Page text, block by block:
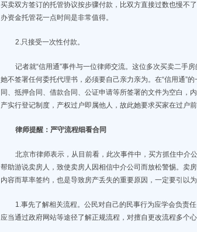
买卖双方签订的托管协议按步骤付款，比双方直接过数也慢不
办资金托管花一点时间是非常值得。
2.只接受一次性付款。
记者就“信用通”事件与一位律师交流。这位多次买卖二手
她不签署任何委托代理书，必须要自己亲力亲为。在“信用通”
同、抵押合同、借款合同、公证申请等所签署的文件为空白，
产实行登记制度，产权过户即属他人，故此她要求买家在过户前
律师提醒：严守流程细看合同
北京市律师表示，从目前看，此次事件中，买方抓住中介
帮助游说卖房人，致使卖房人因相信中介公司而放松警惕。卖
内容而草率签约，也是导致房产丢失的重要原因，一定要引以为
1.事先了解相关流程。公民对自己的民事行为应学会负责
应当通过政府网站等途径了解正规流程，对擅自更改流程多个心